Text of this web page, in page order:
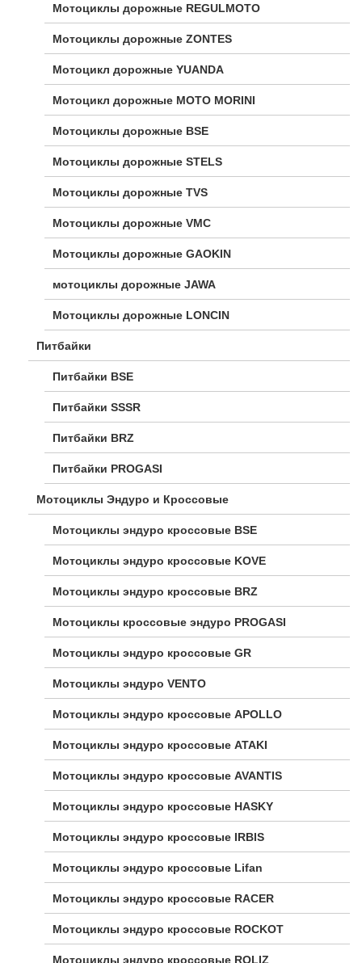
Мотоциклы дорожные REGULMOTO
Мотоциклы дорожные ZONTES
Мотоцикл дорожные YUANDA
Мотоцикл дорожные МОТО MORINI
Мотоциклы дорожные BSE
Мотоциклы дорожные STELS
Мотоциклы дорожные TVS
Мотоциклы дорожные VMC
Мотоциклы дорожные GAOKIN
мотоциклы дорожные JAWA
Мотоциклы дорожные LONCIN
Питбайки
Питбайки BSE
Питбайки SSSR
Питбайки BRZ
Питбайки PROGASI
Мотоциклы Эндуро и Кроссовые
Мотоциклы эндуро кроссовые BSE
Мотоциклы эндуро кроссовые KOVE
Мотоциклы эндуро кроссовые BRZ
Мотоциклы кроссовые эндуро PROGASI
Мотоциклы эндуро кроссовые GR
Мотоциклы эндуро VENTO
Мотоциклы эндуро кроссовые APOLLO
Мотоциклы эндуро кроссовые ATAKI
Мотоциклы эндуро кроссовые AVANTIS
Мотоциклы эндуро кроссовые HASKY
Мотоциклы эндуро кроссовые IRBIS
Мотоциклы эндуро кроссовые Lifan
Мотоциклы эндуро кроссовые RACER
Мотоциклы эндуро кроссовые ROCKOT
Мотоциклы эндуро кроссовые ROLIZ